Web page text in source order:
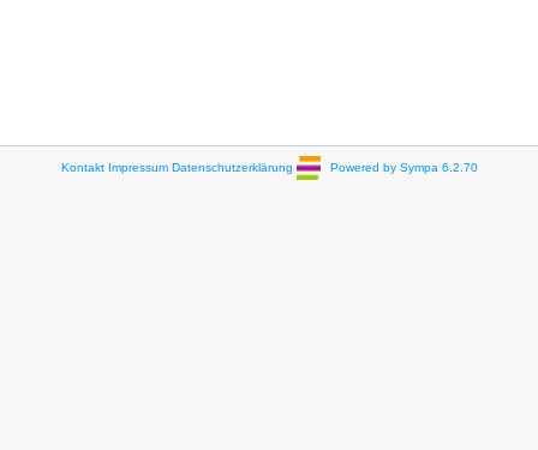
Kontakt Impressum Datenschutzerklärung Powered by Sympa 6.2.70